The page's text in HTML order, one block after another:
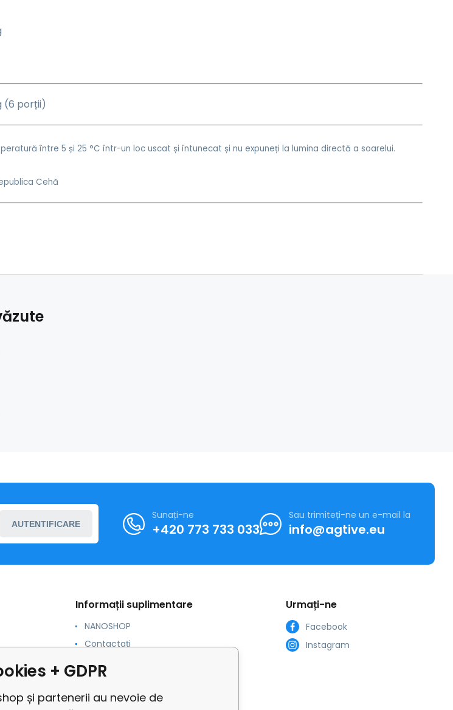
(6 porții)
între 5 și 25 °C într-un loc uscat și întunecat și nu expuneți la lumina directă a soarelui.
Cehă
AUTENTIFICARE
Sunați-ne
+420 773 733 033
Sau trimiteți-ne un e-mail la
info@agtive.eu
Informații suplimentare
NANOSHOP
Contactați
non-profit
Reclamații
Urmați-ne
Facebook
Instagram
+ GDPR
și partenerii au nevoie de